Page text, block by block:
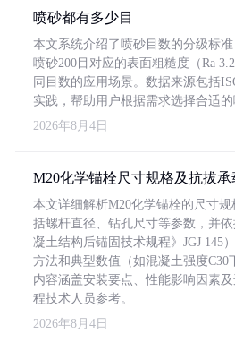
喷砂都有多少目
本文系统介绍了喷砂目数的分级标
喷砂200目对应的表面粗糙度（Ra
同目数的应用场景。数据来源包括
实践，帮助用户根据需求选择合适的
2026年8月4日
M20化学锚栓尺寸规格及抗拔
本文详细解析M20化学锚栓的尺寸
括螺杆直径、钻孔尺寸等参数，并
凝土结构后锚固技术规程》JGJ 145
方法和典型数值（如混凝土强度C30
内容涵盖安装要点、性能影响因素
程技术人员参考。
2026年8月4日